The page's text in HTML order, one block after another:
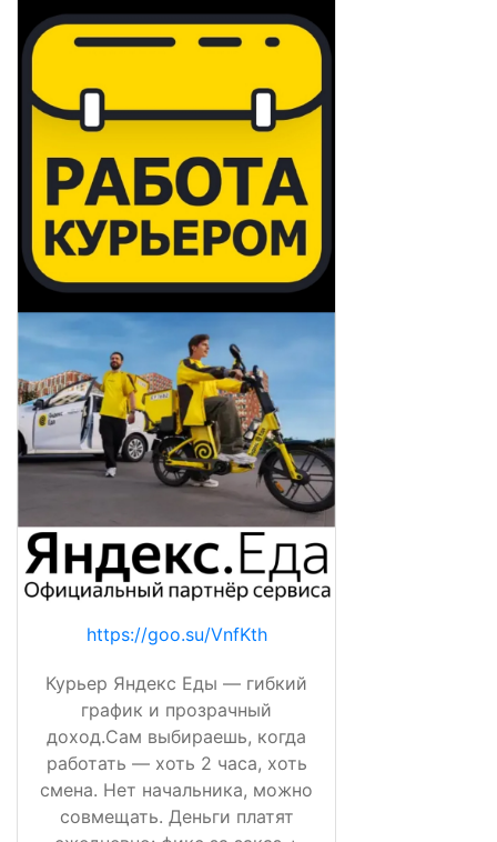
https://goo.su/VnfKth
Курьер Яндекс Еды — гибкий
график и прозрачный
доход.Сам выбираешь, когда
работать — хоть 2 часа, хоть
смена. Нет начальника, можно
совмещать. Деньги платят